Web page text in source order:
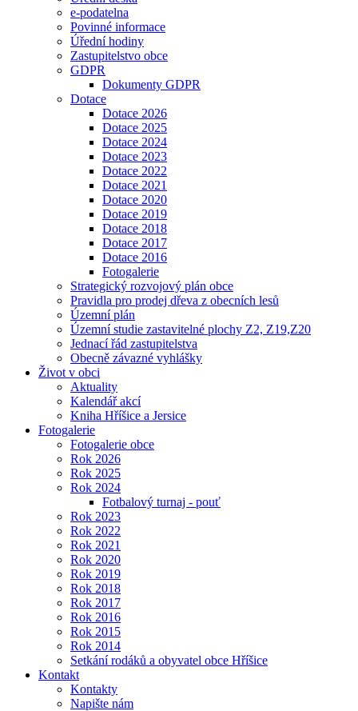
e-podatelna
Povinné informace
Úřední hodiny
Zastupitelstvo obce
GDPR
Dokumenty GDPR
Dotace
Dotace 2026
Dotace 2025
Dotace 2024
Dotace 2023
Dotace 2022
Dotace 2021
Dotace 2020
Dotace 2019
Dotace 2018
Dotace 2017
Dotace 2016
Fotogalerie
Strategický rozvojový plán obce
Pravidla pro prodej dřeva z obecních lesů
Územní plán
Územní studie zastavitelné plochy Z2, Z19,Z20
Jednací řád zastupitelstva
Obecně závazné vyhlášky
Život v obci
Aktuality
Kalendář akcí
Kniha Hříšice a Jersice
Fotogalerie
Fotogalerie obce
Rok 2026
Rok 2025
Rok 2024
Fotbalový turnaj - pouť
Rok 2023
Rok 2022
Rok 2021
Rok 2020
Rok 2019
Rok 2018
Rok 2017
Rok 2016
Rok 2015
Rok 2014
Setkání rodáků a obyvatel obce Hříšice
Kontakt
Kontakty
Napište nám